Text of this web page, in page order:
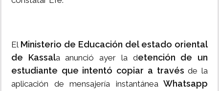
El Ministerio de Educación del estado oriental
de Kassala anunció ayer la detención de un
estudiante que intentó copiar a través de la
aplicación de mensajería instantáneaWhatsapp